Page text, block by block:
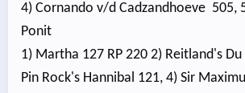
4) Cornando v/d Cadzandhoeve 505,
Ponit
1) Martha 127 RP 220 2) Reitland's
Pin Rock's Hannibal 121, 4) Sir